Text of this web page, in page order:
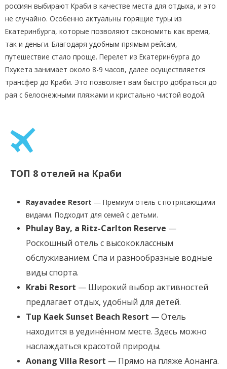
россиян выбирают Краби в качестве места для отдыха, и это
не случайно. Особенно актуальны горящие туры из
Екатеринбурга, которые позволяют сэкономить как время,
так и деньги. Благодаря удобным прямым рейсам,
путешествие стало проще. Перелет из Екатеринбурга до
Пхукета занимает около 8-9 часов, далее осуществляется
трансфер до Краби. Это позволяет вам быстро добраться до
рая с белоснежными пляжами и кристально чистой водой.
ТОП 8 отелей на Краби
Rayavadee Resort — Премиум отель с потрясающими
видами. Подходит для семей с детьми.
Phulay Bay, a Ritz-Carlton Reserve —
Роскошный отель с высококлассным
обслуживанием. Спа и разнообразные водные
виды спорта.
Krabi Resort — Широкий выбор активностей
предлагает отдых, удобный для детей.
Tup Kaek Sunset Beach Resort — Отель
находится в уединённом месте. Здесь можно
наслаждаться красотой природы.
Aonang Villa Resort — Прямо на пляже Аонанга.